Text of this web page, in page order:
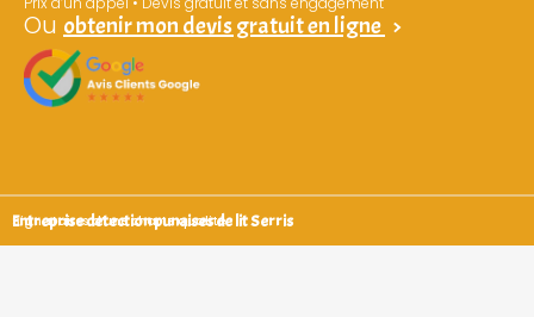
Ou obtenir mon devis gratuit en ligne >
Entreprise detection punaises de lit Serris
Signataires d’une charte qualité